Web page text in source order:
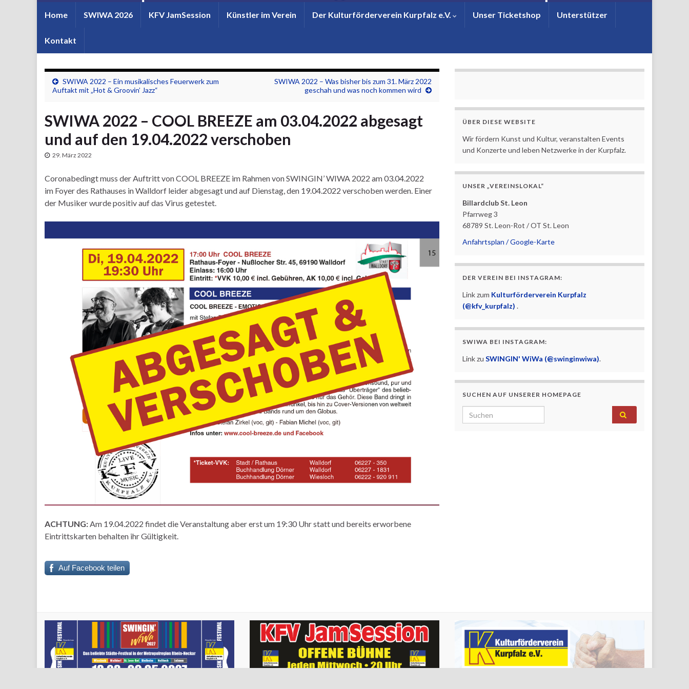
Home SWIWA 2026 KFV JamSession Künstler im Verein Der Kulturförderverein Kurpfalz e.V. Unser Ticketshop Unterstützer
Kontakt
SWIWA 2022 – Ein musikalisches Feuerwerk zum
Auftakt mit „Hot & Groovin’ Jazz“
SWIWA 2022 – Was bisher bis zum 31. März 2022
geschah und was noch kommen wird
SWIWA 2022 – COOL BREEZE am 03.04.2022 abgesagt
und auf den 19.04.2022 verschoben
29. März 2022
Coronabedingt muss der Auftritt von COOL BREEZE im Rahmen von SWINGIN’ WIWA 2022 am 03.04.2022
im Foyer des Rathauses in Walldorf leider abgesagt und auf Dienstag, den 19.04.2022 verschoben werden. Einer
der Musiker wurde positiv auf das Virus getestet.
ACHTUNG:Am 19.04.2022 findet die Veranstaltung aber erst um 19:30 Uhr statt und bereits erworbene
Eintrittskarten behalten ihr Gültigkeit.
Auf Facebook teilen
ÜBER DIESE WEBSITE
Wir fördern Kunst und Kultur, veranstalten Events
und Konzerte und leben Netzwerke in der Kurpfalz.
UNSER „VEREINSLOKAL“
Billardclub St. Leon
Pfarrweg 3
68789 St. Leon-Rot / OT St. Leon
Anfahrtsplan / Google-Karte
DER VEREIN BEI INSTAGRAM:
Link zum Kulturförderverein Kurpfalz
(@kfv_kurpfalz) .
SWIWA BEI INSTAGRAM:
Link zu SWINGIN' WiWa (@swinginwiwa).
SUCHEN AUF UNSERER HOMEPAGE
Search for: